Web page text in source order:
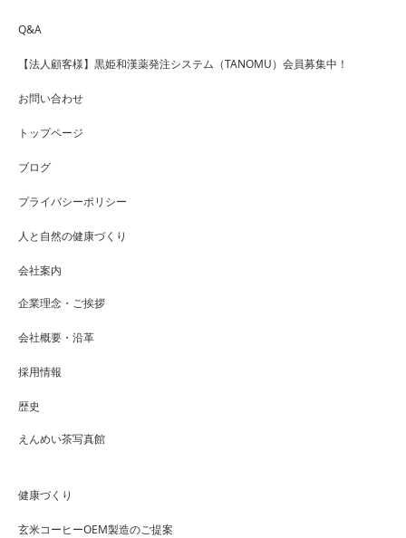
Q&A
【法人顧客様】黒姫和漢薬発注システム（TANOMU）会員募集中！
お問い合わせ
トップページ
ブログ
プライバシーポリシー
人と自然の健康づくり
会社案内
企業理念・ご挨拶
会社概要・沿革
採用情報
歴史
えんめい茶写真館
健康づくり
玄米コーヒーOEM製造のご提案